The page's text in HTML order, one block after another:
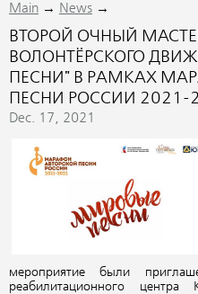
Main → News →
ВТОРОЙ ОЧНЫЙ
ВОЛОНТЁРСКОГО
ПЕСНИ" В РАМКАХ
ПЕСНИ РОССИИ 2021-
Dec. 17, 2021
мероприятие были
реабилитационного центра